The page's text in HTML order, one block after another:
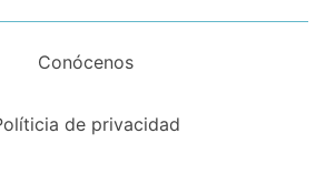
Conócenos
de privacidad